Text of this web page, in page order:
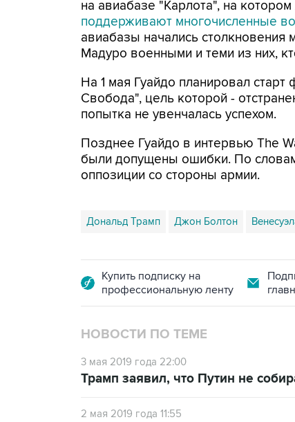
на авиабазе "Карлота", на
поддерживают многочисленные
авиабазы начались
Мадуро военными и теми из них,
На 1 мая Гуайдо планировал
Свобода", цель которой -
попытка не увенчалась успехом.
Позднее Гуайдо в интервью The
были допущены ошибки. По
оппозиции со стороны армии.
Дональд Трамп Джон Болтон
Купить подписку на
профессиональную ленту
НОВОСТИ ПО ТЕМЕ
3 мая 2019 года 22:00
Трамп заявил, что Путин не
2 мая 2019 года 11:55